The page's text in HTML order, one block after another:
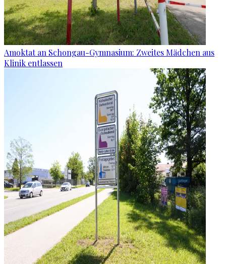
Amoktat an Schongau-Gymnasium: Zweites Mädchen aus
Klinik entlassen